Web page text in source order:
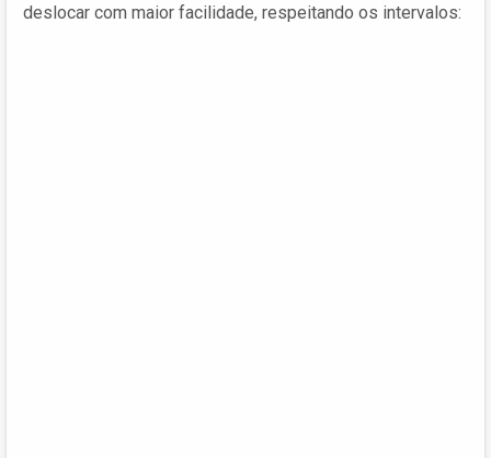
deslocar com maior facilidade, respeitando os intervalos: